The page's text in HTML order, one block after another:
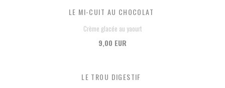
LE MI-CUIT AU CHOCOLAT
Crème glacée au yaourt
9,00 EUR
LE TROU DIGESTIF